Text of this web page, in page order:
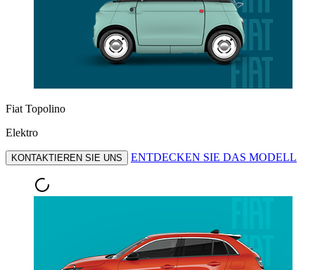
Fiat Topolino
Elektro
KONTAKTIEREN SIE UNS ENTDECKEN SIE DAS MODELL